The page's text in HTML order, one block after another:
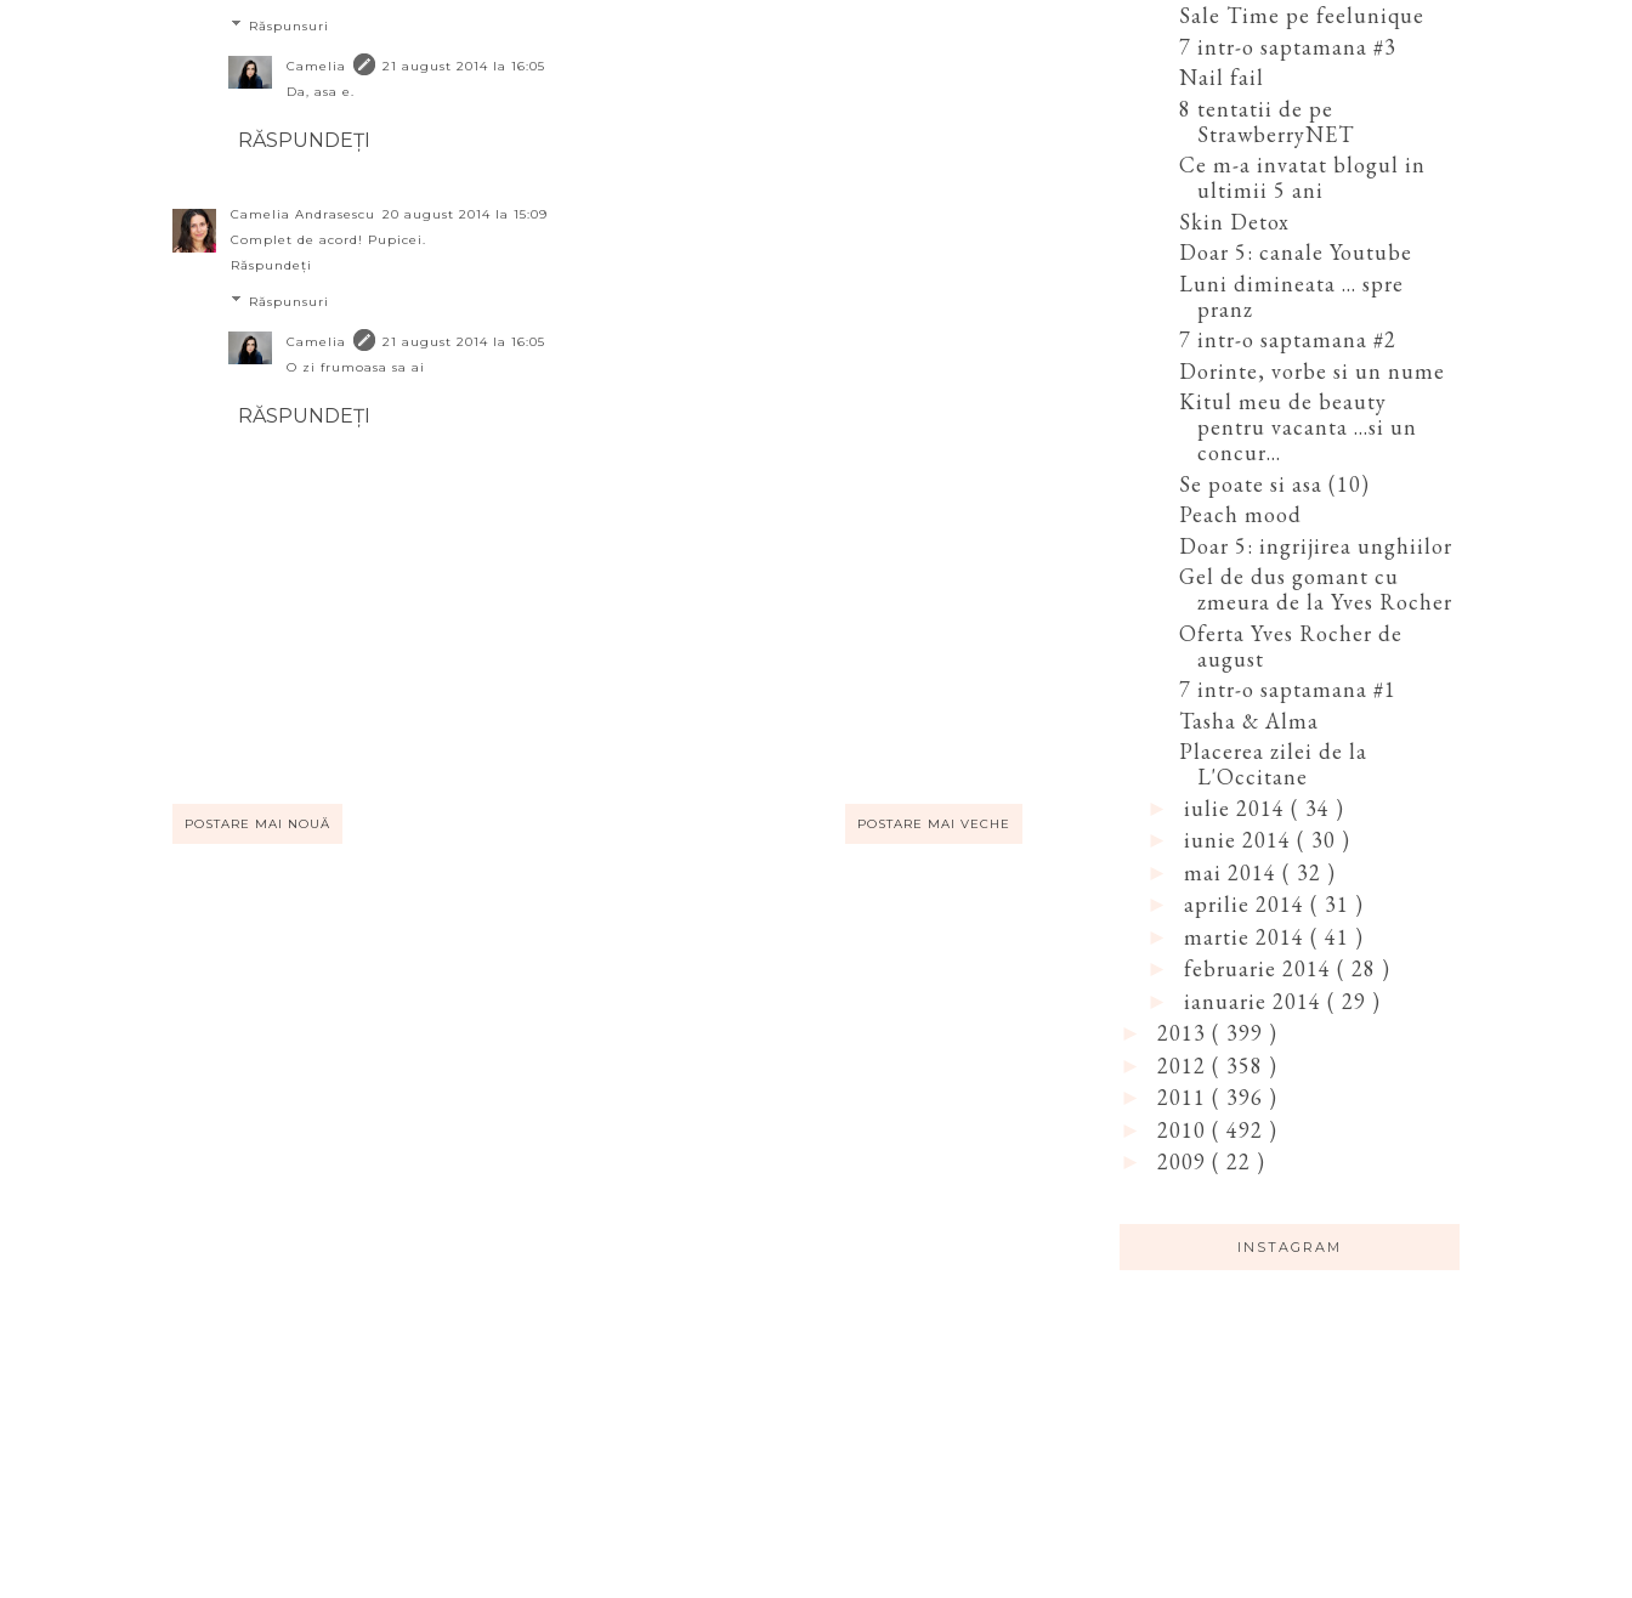
Răspunsuri
Camelia
21 august 2014 la 16:05
Da, asa e.
RĂSPUNDEȚI
Camelia Andrasescu
20 august 2014 la 15:09
Complet de acord! Pupicei.
Răspundeți
Răspunsuri
Camelia
21 august 2014 la 16:05
O zi frumoasa sa ai
RĂSPUNDEȚI
POSTARE MAI NOUĂ POSTARE MAI VECHE
Sale Time pe feelunique
7 intr-o saptamana #3
Nail fail
8 tentatii de pe
StrawberryNET
Ce m-a invatat blogul in
ultimii 5 ani
Skin Detox
Doar 5: canale Youtube
Luni dimineata ... spre
pranz
7 intr-o saptamana #2
Dorinte, vorbe si un nume
Kitul meu de beauty
pentru vacanta ...si un
concur...
Se poate si asa (10)
Peach mood
Doar 5: ingrijirea unghiilor
Gel de dus gomant cu
zmeura de la Yves Rocher
Oferta Yves Rocher de
august
7 intr-o saptamana #1
Tasha & Alma
Placerea zilei de la
L'Occitane
iulie 2014 ( 34 )
iunie 2014 ( 30 )
mai 2014 ( 32 )
aprilie 2014 ( 31 )
martie 2014 ( 41 )
februarie 2014 ( 28 )
ianuarie 2014 ( 29 )
2013 ( 399 )
2012 ( 358 )
2011 ( 396 )
2010 ( 492 )
2009 ( 22 )
INSTAGRAM